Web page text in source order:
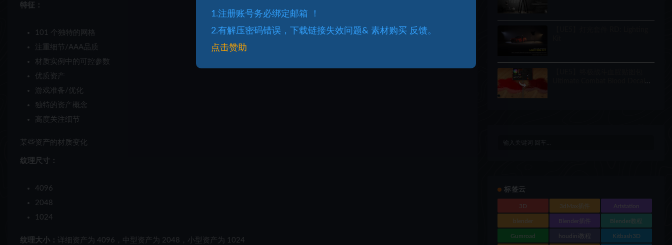
特征：
101 个独特的网格
注重细节/AAA品质
材质实例中的可控参数
优质资产
游戏准备/优化
独特的资产概念
高度关注细节
某些资产的材质变化
纹理尺寸：
4096
2048
1024
纹理大小： 详细资产为 4096，中型资产为 2048，小型资产为 1024
标签云
3D 3dMax插件 Artstation
blender Blender插件 Blender教程
Gumroad houdini教程 Kitbash3D
1.注册账号务必绑定邮箱 ！
2.有解压密码错误，下载链接失效问题& 素材购买 反馈。
点击赞助